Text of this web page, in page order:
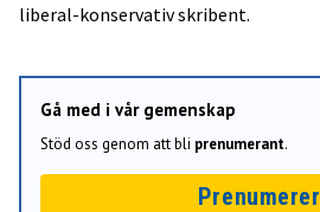
liberal-konservativ skribent.
Gå med i vår gemenskap
Stöd oss genom att bli prenumerant.